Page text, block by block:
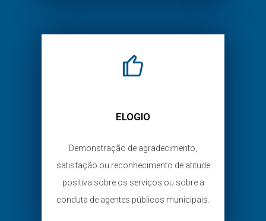
ELOGIO
Demonstração de agradecimento,
satisfação ou reconhecimento de atitude
positiva sobre os serviços ou sobre a
conduta de agentes públicos municipais.